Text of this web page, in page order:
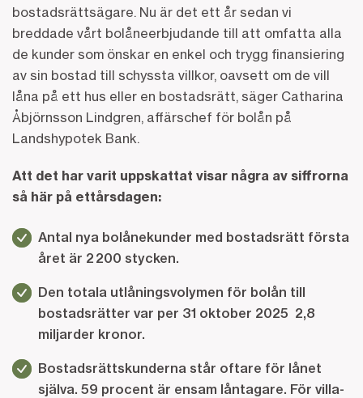
bostadsrättsägare. Nu är det ett år sedan vi
breddade vårt bolåneerbjudande till att omfatta alla
de kunder som önskar en enkel och trygg finansiering
av sin bostad till schyssta villkor, oavsett om de vill
låna på ett hus eller en bostadsrätt, säger Catharina
Åbjörnsson Lindgren, affärschef för bolån på
Landshypotek Bank.
Att det har varit uppskattat visar några av siffrorna
så här på ettårsdagen:
Antal nya bolånekunder med bostadsrätt första
året är 2 200 stycken.
Den totala utlåningsvolymen för bolån till
bostadsrätter var per 31 oktober 2025 2,8
miljarder kronor.
Bostadsrättskunderna står oftare för lånet
själva. 59 procent är ensam låntagare. För villa-